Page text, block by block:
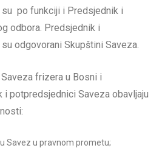
po funkciji i Predsjednik i
odbora. Predsjednik i
odgovorani Skupštini Saveza.
frizera u Bosni i
i potpredsjednici Saveza obavljaju
Savez u pravnom prometu;